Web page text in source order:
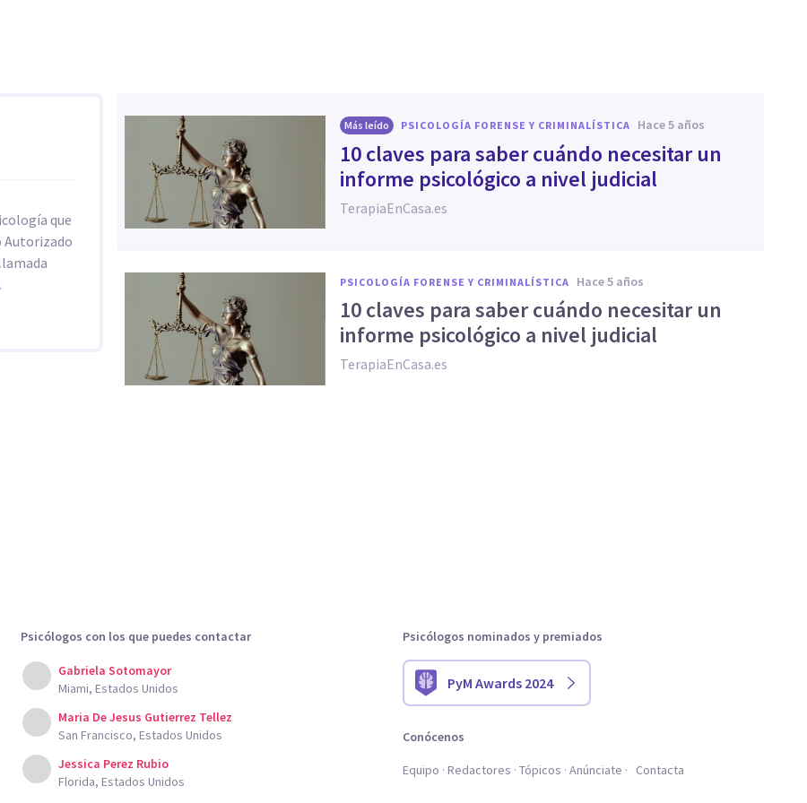
que
Autorizado
Más leído PSICOLOGÍA FORENSE Y CRIMINALÍSTICA hace 5 años
10 claves para saber cuándo necesitar un
informe psicológico a nivel judicial
TerapiaEnCasa.es
PSICOLOGÍA FORENSE Y CRIMINALÍSTICA hace 5 años
10 claves para saber cuándo necesitar un
informe psicológico a nivel judicial
TerapiaEnCasa.es
Psicólogos con los que puedes contactar
Gabriela Sotomayor
Miami, Estados Unidos
Maria De Jesus Gutierrez Tellez
San Francisco, Estados Unidos
Jessica Perez Rubio
Florida, Estados Unidos
Psicólogos nominados y premiados
PyM Awards 2024
Conócenos
Equipo Redactores Tópicos Anúnciate Contacta